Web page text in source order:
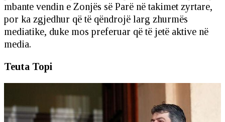
mbante vendin e Zonjës së Parë në takimet zyrtare,
por ka zgjedhur që të qëndrojë larg zhurmës
mediatike, duke mos preferuar që të jetë aktive në
media.
Teuta Topi